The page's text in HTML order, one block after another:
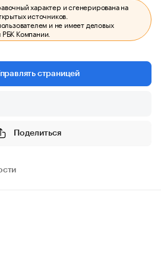
характер и сгенерирована на
источников.
и не имеет деловых
Компании.
страницей
Поделиться